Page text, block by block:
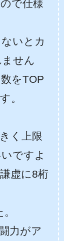
で仕様
いとカ
せん
をTOP
。
く上限
ですよ
虚に8桁
力がア